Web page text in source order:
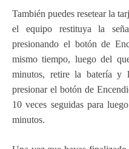
También puedes resetear la
el equipo restituya la
presionando el botón de
mismo tiempo, luego del
minutos, retire la batería y
presionar el botón de
10 veces seguidas para
minutos.